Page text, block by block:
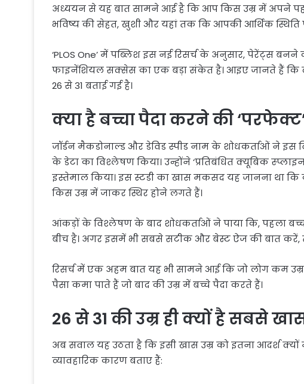
अध्ययन से यह बात सामने आई है कि आप किस उम्र में अपने
भविष्य की सेहत, खुशी और यहां तक कि आपकी आर्थिक स्थिति
‘PLOS One’ में पब्लिश इस नई रिसर्च के अनुसार, पेरेंट्स
फाइनेंशियल सक्सेस का एक बड़ा संकेत है। आइए जानते हैं कि
26 से 31 बताई गई है।
क्या है बच्चा पैदा करने की ‘परफेक्ट’
जॉर्डन मैकडोनाल्ड और डेविड स्पीड नाम के शोधकर्ताओं ने इस
के डेटा का विश्लेषण किया। उन्होंने ‘प्रतिबंधित क्यूबिक
इस्तेमाल किया। इस स्टडी का खास मकसद यह जानना था
किस उम्र में जाकर स्थिर होने लगते हैं।
आंकड़ों के विश्लेषण के बाद शोधकर्ताओं ने पाया कि, पहला
बीच है। अगर इसमें भी सबसे सटीक और बेस्ट ऐज की बात करें,
रिसर्च में एक अहम बात यह भी सामने आई कि जो लोग कम
पैसा कमा पाते हैं जो बाद की उम्र में बच्चे पैदा करते हैं।
26 से 31 की उम्र ही क्यों है सबसे
अब सवाल यह उठता है कि इसी खास उम्र को इतना आदर्श
व्यावहारिक कारण बताए हैं: